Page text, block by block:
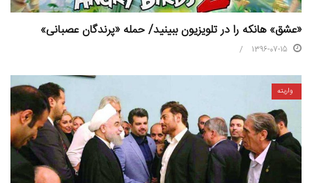
«عشق» هانکه را در تلویزیون ببینید/ حمله «پرندگان عصبانی»
1396-07-15
واریته